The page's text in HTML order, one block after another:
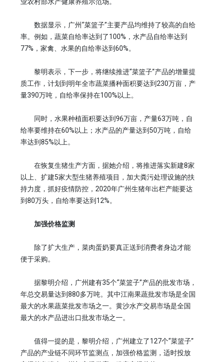
数据显示，广州“菜篮子”主要产品均维持了较高的自给
率。例如，蔬菜自给率达到了100%，水产品自给率达到
77%，家禽、水果的自给率达到60%。
黎明表示，下一步，将继续推进“菜篮子”产品的增量提
质工作，计划到明年全市蔬菜播种面积要达到230万亩，产
量390万吨，自给率保持在100%以上。
同时，水果种植面积要达到96万亩，产量63万吨，自
给率要维持在60%以上；水产品的产量达到50万吨，自给
率达到85%以上。
在恢复生猪生产方面，据她介绍，将推进落实新建8家
以上、扩建5家大型生猪养殖项目，加大粪污处理设施的扶
持力度，抓好疫情防控，2020年广州生猪年出栏产能要达
到80万头，自给率要达到12%。
加强价格监测
除了扩大生产，菜肉蛋奶要真正送到消费者身边才能
便于采购。
据黎明介绍，广州建有35个“菜篮子”产品的批发市场，
年总交易量达到880多万吨。其中江南果蔬批发市场是全国
最大的水果蔬菜批发市场之一。黄沙水产交易市场是全国
最大的水产品进出口批发市场之一。
值得一提的是，黎明介绍，广州建立了127个“菜篮子”
产品的产业链不同环节监测点，加强价格监测，适时投放